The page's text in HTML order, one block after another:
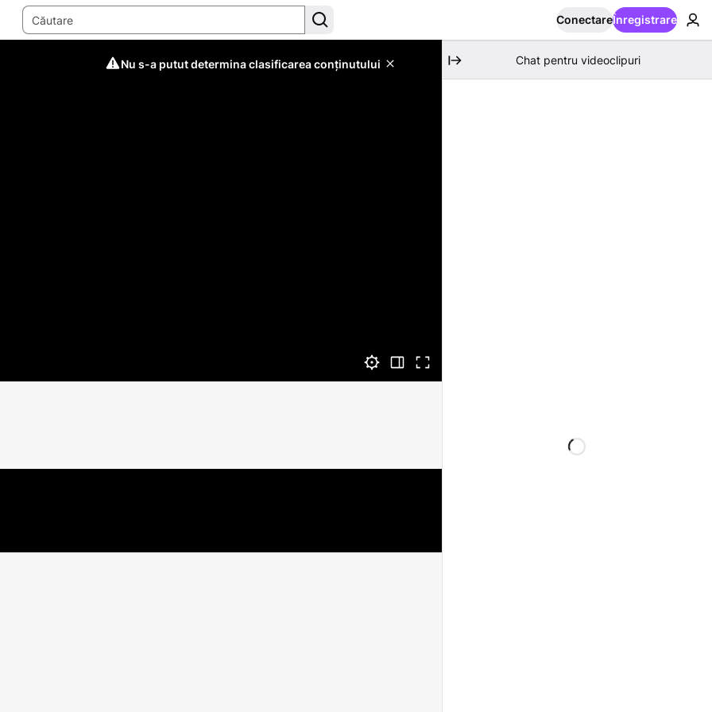
ConectareÎnregistrare
Nu s-a putut determina clasificarea conținutului Chat pentru videoclipuri